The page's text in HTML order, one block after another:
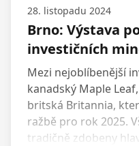
28. listopadu 2024
Brno: Výstava
investičních
Mezi nejoblíbenější
kanadský Maple
britská Britannia,
ražbě pro rok 2025.
tradičně zdobeny